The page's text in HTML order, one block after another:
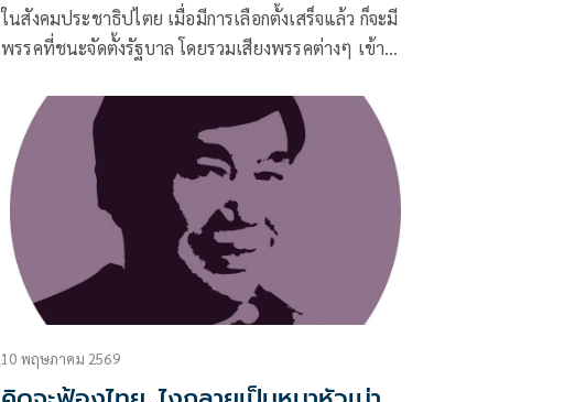
ในสังคมประชาธิปไตย เมื่อมีการเลือกตั้งเสร็จแล้ว ก็จะมี
พรรคที่ชนะจัดตั้งรัฐบาล โดยรวมเสียงพรรคต่างๆ เข้า
มากกว่ากึ่งหนึ่งมากพอสมควร
10 พฤษภาคม 2569